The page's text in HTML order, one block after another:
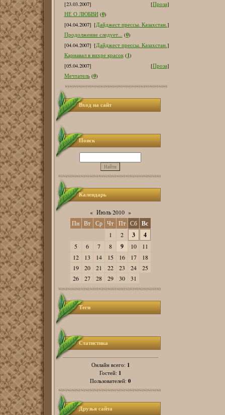
[23.03.2007]
[Проза]
НЕ О ЛЮБВИ (0)
[04.04.2007] [Дайджест прессы. Казахстан.]
Продолжение следует... (0)
[04.04.2007] [Дайджест прессы. Казахстан.]
Карнавал в вихре красок (1)
[05.04.2007]
[Проза]
Мечтатель (0)
Вход на сайт
Поиск
Календарь
« Июль 2010 »
Пн Вт Ср Чт Пт Сб Вс
1 2 3 4
5 6 7 8 9 10
11
12
13 14 15 16 17
18
19
20 21 22 23 24
25
26
27 28 29 30 31
Теги
Статистика
Онлайн всего: 1
Гостей: 1
Пользователей: 0
Друзья сайта